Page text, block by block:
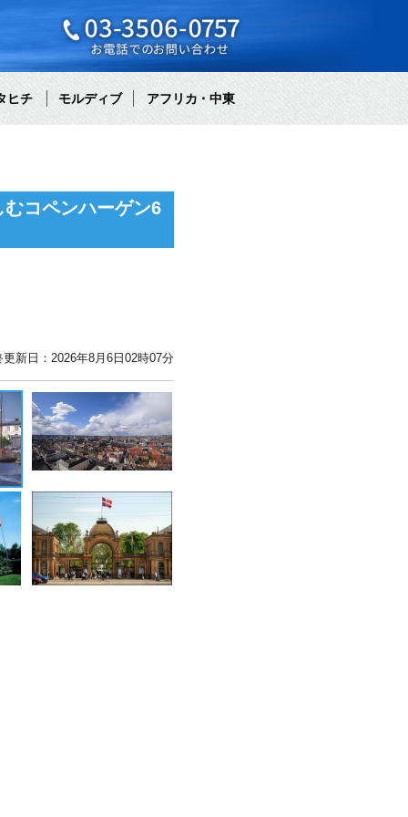
ヒチ モルディブ アフリカ・中東
むコペンハーゲン6
更新日：2026年8月6日02時07分